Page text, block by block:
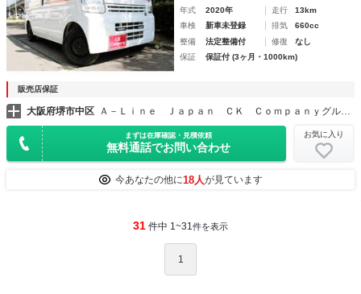
年式 2020年 走行
13km
車検
新車未登録 排気
660cc
整備
法定整備付 修復
なし
保証
保証付 (3ヶ月・1000km)
販売店保証
大阪府堺市中区 Ａ－Ｌｉｎｅ Ｊａｐａｎ ＣＫ Ｃｏｍｐａｎｙグループ
まずは在庫確認・見積依頼
無料通話でお問い合わせ
お気に入り
今あなたの他に18人が見ています
31 件中 1~31件を表示
1